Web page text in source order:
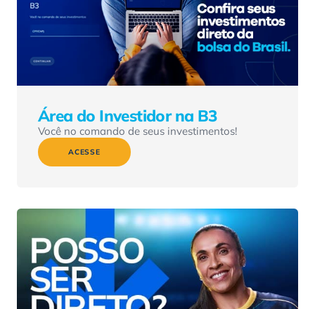
Área do Investidor na B3
Você no comando de seus investimentos!
ACESSE